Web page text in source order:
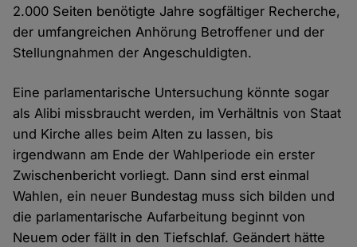
2.000 Seiten benötigte Jahre sogfältiger Recherche,
der umfangreichen Anhörung Betroffener und der
Stellungnahmen der Angeschuldigten.
Eine parlamentarische Untersuchung könnte sogar
als Alibi missbraucht werden, im Verhältnis von Staat
und Kirche alles beim Alten zu lassen, bis
irgendwann am Ende der Wahlperiode ein erster
Zwischenbericht vorliegt. Dann sind erst einmal
Wahlen, ein neuer Bundestag muss sich bilden und
die parlamentarische Aufarbeitung beginnt von
Neuem oder fällt in den Tiefschlaf. Geändert hätte